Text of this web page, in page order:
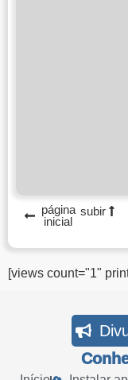
página
inicial
subir
[views count="1"